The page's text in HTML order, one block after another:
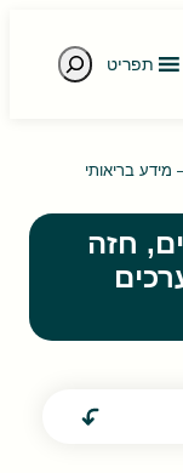
תפריט
חיפוש
בריאותי
חזה